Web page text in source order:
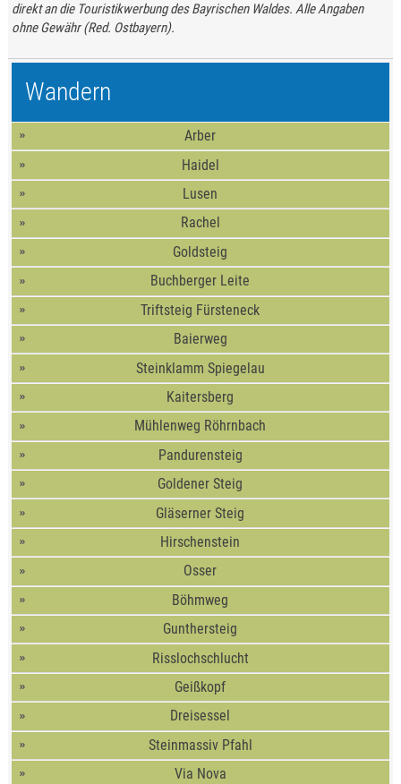
direkt an die Touristikwerbung des Bayrischen Waldes. Alle Angaben
ohne Gewähr (Red. Ostbayern).
Wandern
Arber
Haidel
Lusen
Rachel
Goldsteig
Buchberger Leite
Triftsteig Fürsteneck
Baierweg
Steinklamm Spiegelau
Kaitersberg
Mühlenweg Röhrnbach
Pandurensteig
Goldener Steig
Gläserner Steig
Hirschenstein
Osser
Böhmweg
Gunthersteig
Risslochschlucht
Geißkopf
Dreisessel
Steinmassiv Pfahl
Via Nova